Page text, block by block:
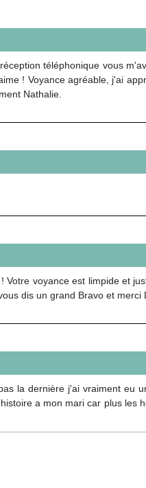
téléphonique vous
! Voyance agréable, j'ai
Nathalie.
voyance est limpide et
dis un grand Bravo et merci
la dernière j'ai vraiment eu
a mon mari car plus les